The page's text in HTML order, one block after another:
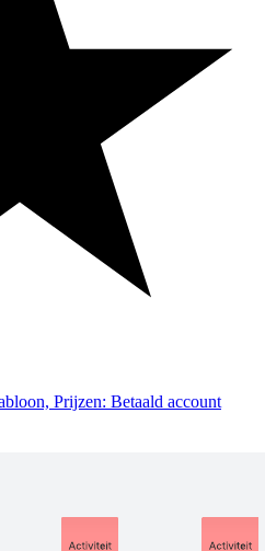
Prijzen: Betaald account